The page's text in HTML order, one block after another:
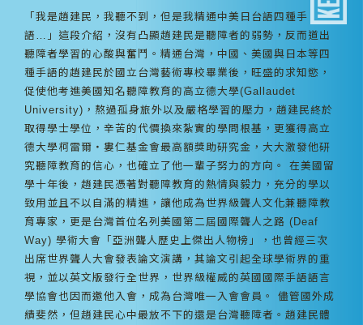
「我是趙建民，我聽不到，但是我精通中美日台語四種手
語…」這段介紹，沒有凸顯趙建民是聽障者的弱勢，反而道出
聽障者學習的心酸與奮鬥。精通台灣，中國、美國與日本等四
種手語的趙建民於國立台灣藝術專校畢業後，旺盛的求知慾，
促使他考進美國知名聽障教育的高立德大學(Gallaudet
University)，熬過孤身旅外以及嚴格學習的壓力，趙建民終於
取得學士學位，辛苦的代價換來紮實的學問根基，更獲得高立
德大學柯雷爾‧婁仁基金會最高額獎助研究金，大大激發他研
究聽障教育的信心，也確立了他一輩子努力的方向。 在美國留
學十年後，趙建民憑著對聽障教育的熱情與毅力，充分的學以
致用並且不以自滿的精進，讓他成為世界級聾人文化兼聽障教
育專家，更是台灣首位名列美國第二屆國際聾人之路 (Deaf
Way) 學術大會「亞洲聾人歷史上傑出人物榜」，也曾經三次
出席世界聾人大會發表論文演講，其論文引起全球學術界的重
視，並以英文版發行全世界，世界級權威的英國國際手語語言
學協會也因而邀他入會，成為台灣唯一入會會員。 儘管國外成
績斐然，但趙建民心中最放不下的還是台灣聽障者。趙建民體